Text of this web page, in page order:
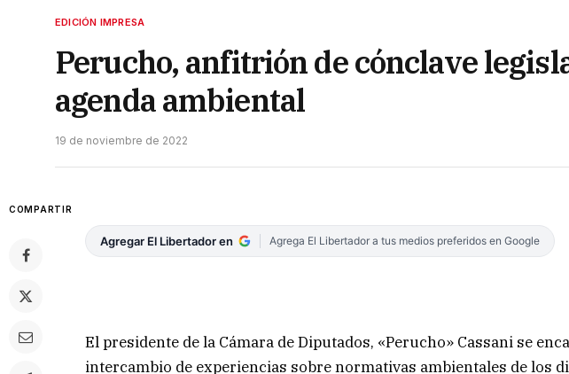
EDICIÓN IMPRESA
Perucho, anfitrión de cónclave
agenda ambiental
19 de noviembre de 2022
COMPARTIR
Agregar El Libertador en Agrega El Libertador a tus medios preferidos en Google
El presidente de la Cámara de Diputados, «Perucho» Cassani se
intercambio de experiencias sobre normativas ambientales de los